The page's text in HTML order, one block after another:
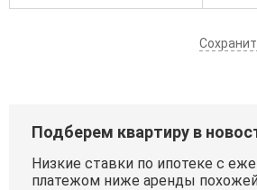
Подберем квартиру в
Низкие ставки по ипотеке с
платежом ниже аренды